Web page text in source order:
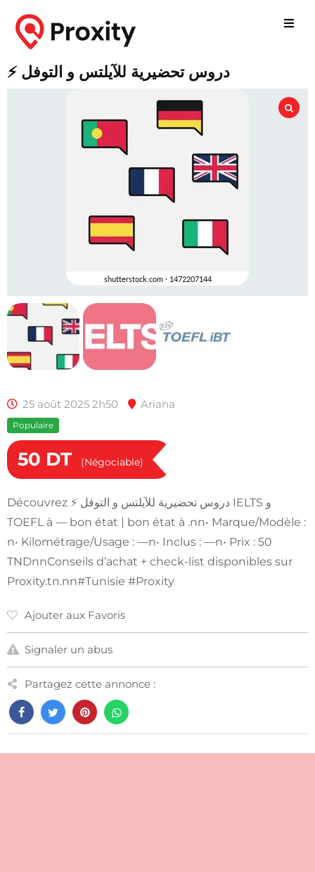
⚡ دروس تحضيرية للآيلتس و التوفل
25 août 2025 2h50 Ariana
Populaire
50 DT (Négociable)
Découvrez ⚡ دروس تحضيرية للآيلتس و التوفل IELTS و
TOEFL à — bon état | bon état à .nn• Marque/Modèle :
n• Kilométrage/Usage : —n• Inclus : —n• Prix : 50
TNDnnConseils d’achat + check-list disponibles sur
Proxity.tn.nn#Tunisie #Proxity
Ajouter aux Favoris
Signaler un abus
Partagez cette annonce :